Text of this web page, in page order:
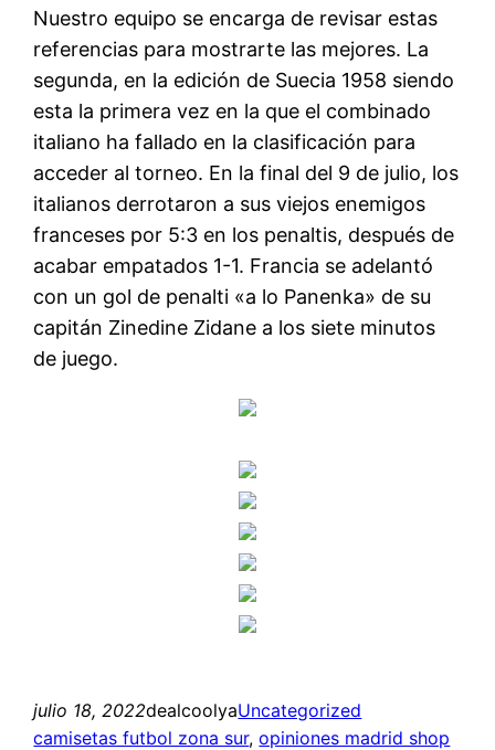
Nuestro equipo se encarga de revisar estas
referencias para mostrarte las mejores. La
segunda, en la edición de Suecia 1958 siendo
esta la primera vez en la que el combinado
italiano ha fallado en la clasificación para
acceder al torneo. En la final del 9 de julio, los
italianos derrotaron a sus viejos enemigos
franceses por 5:3 en los penaltis, después de
acabar empatados 1-1. Francia se adelantó
con un gol de penalti «a lo Panenka» de su
capitán Zinedine Zidane a los siete minutos
de juego.
julio 18, 2022dealcoolyaUncategorized
camisetas futbol zona sur, opiniones madrid shop